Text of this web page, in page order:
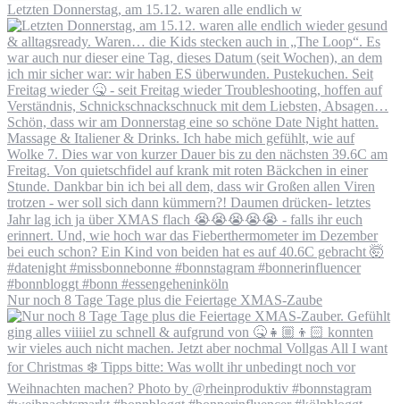
Letzten Donnerstag, am 15.12. waren alle endlich w
Nur noch 8 Tage Tage plus die Feiertage XMAS-Zaube